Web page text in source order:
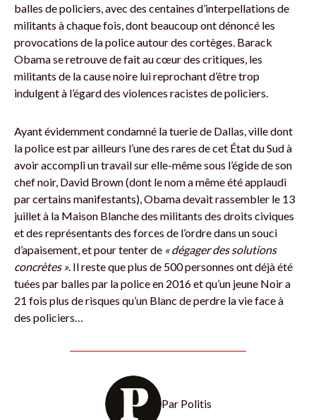
balles de policiers, avec des centaines d’interpellations de
militants à chaque fois, dont beaucoup ont dénoncé les
provocations de la police autour des cortèges. Barack
Obama se retrouve de fait au cœur des critiques, les
militants de la cause noire lui reprochant d’être trop
indulgent à l’égard des violences racistes de policiers.
Ayant évidemment condamné la tuerie de Dallas, ville dont
la police est par ailleurs l’une des rares de cet État du Sud à
avoir accompli un travail sur elle-même sous l’égide de son
chef noir, David Brown (dont le nom a même été applaudi
par certains manifestants), Obama devait rassembler le 13
juillet à la Maison Blanche des militants des droits civiques
et des représentants des forces de l’ordre dans un souci
d’apaisement, et pour tenter de « dégager des solutions
concrètes ». Il reste que plus de 500 personnes ont déjà été
tuées par balles par la police en 2016 et qu’un jeune Noir a
21 fois plus de risques qu’un Blanc de perdre la vie face à
des policiers…
Par Politis